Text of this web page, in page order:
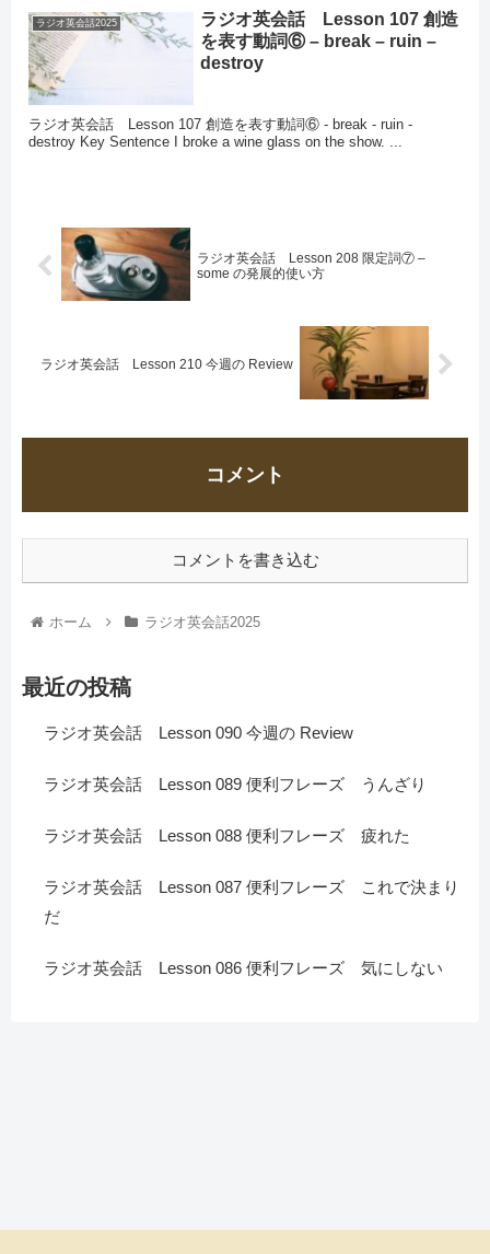
ラジオ英会話2025
ラジオ英会話 Lesson 107 創造
を表す動詞⑥ – break – ruin –
destroy
ラジオ英会話 Lesson 107 創造を表す動詞⑥ - break - ruin -
destroy Key Sentence I broke a wine glass on the show. ...
ラジオ英会話 Lesson 208 限定詞⑦ –
some の発展的使い方
ラジオ英会話 Lesson 210 今週の Review
コメント
コメントを書き込む
ホーム ラジオ英会話2025
最近の投稿
ラジオ英会話 Lesson 090 今週の Review
ラジオ英会話 Lesson 089 便利フレーズ うんざり
ラジオ英会話 Lesson 088 便利フレーズ 疲れた
ラジオ英会話 Lesson 087 便利フレーズ これで決まり
だ
ラジオ英会話 Lesson 086 便利フレーズ 気にしない